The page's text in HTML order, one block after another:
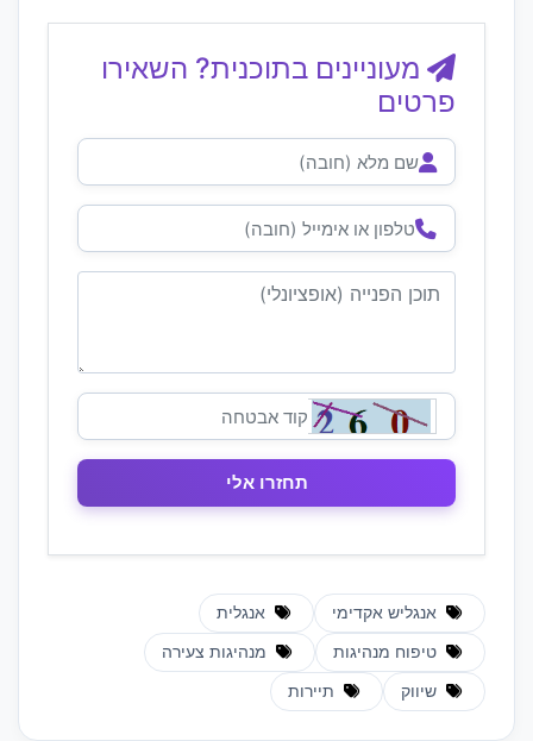
מעוניינים בתוכנית? השאירו
פרטים
אנגליש אקדימי אנגלית
טיפוח מנהיגות מנהיגות צעירה
שיווק תיירות